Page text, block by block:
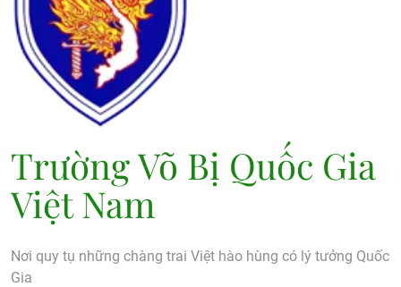
Trường Võ Bị Quốc Gia
Việt Nam
Nơi quy tụ những chàng trai Việt hào hùng có lý tưởng Quốc
Gia